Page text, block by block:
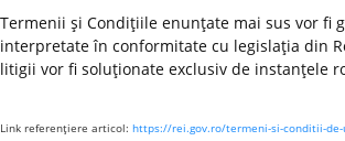
Termenii şi Condiţiile enunţate mai sus vor fi
interpretate în conformitate cu legislaţia din
litigii vor fi soluţionate exclusiv de instanţele
Link referenţiere articol: https://rei.gov.ro/termeni-si-conditii-